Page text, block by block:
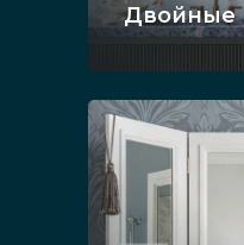
Двойные